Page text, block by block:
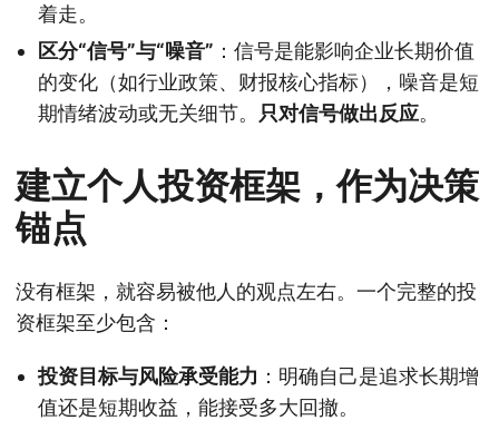
着走。
区分“信号”与“噪音” ：信号是能影响企业长期价值
的变化（如行业政策、财报核心指标），噪音是短
期情绪波动或无关细节。 只对信号做出反应。
建立个人投资框架，作为决策
锚点
没有框架，就容易被他人的观点左右。一个完整的投
资框架至少包含：
投资目标与风险承受能力 ：明确自己是追求长期增
值还是短期收益，能接受多大回撤。